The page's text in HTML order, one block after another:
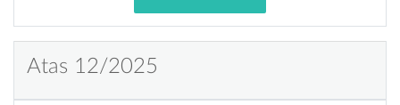
Atas 12/2025